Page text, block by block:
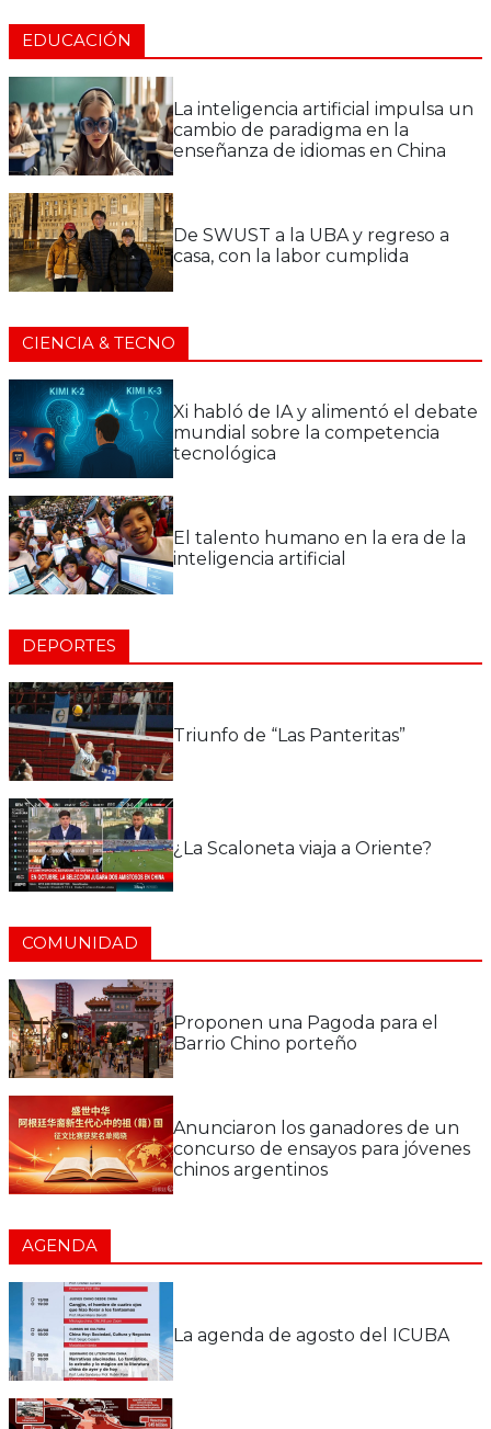
EDUCACIÓN
La inteligencia artificial impulsa un
cambio de paradigma en la
enseñanza de idiomas en China
De SWUST a la UBA y regreso a
casa, con la labor cumplida
CIENCIA & TECNO
Xi habló de IA y alimentó el debate
mundial sobre la competencia
tecnológica
El talento humano en la era de la
inteligencia artificial
DEPORTES
Triunfo de “Las Panteritas”
¿La Scaloneta viaja a Oriente?
COMUNIDAD
Proponen una Pagoda para el
Barrio Chino porteño
Anunciaron los ganadores de un
concurso de ensayos para jóvenes
chinos argentinos
AGENDA
La agenda de agosto del ICUBA